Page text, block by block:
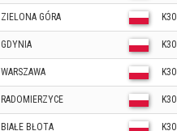
ZIELONA GÓRA K30
GDYNIA K30
WARSZAWA K30
RADOMIERZYCE K30
BIAŁE BŁOTA K30